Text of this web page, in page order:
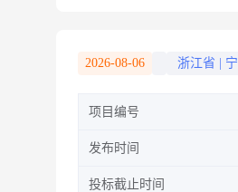
2026-08-06 浙江省
项目编号
发布时间
投标截止时间